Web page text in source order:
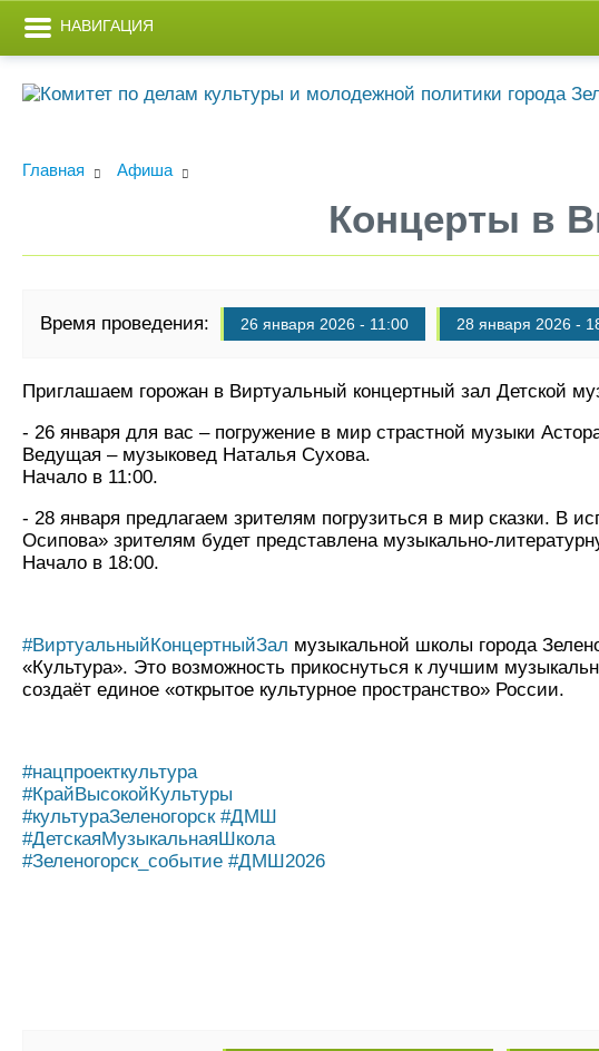
НАВИГАЦИЯ
Главная Афиша
Концерты в
Время проведения: 26 января 2026 - 11:00 28 января 2026 -
Приглашаем горожан в Виртуальный концертный зал Детской
- 26 января для вас – погружение в мир страстной музыки
Ведущая – музыковед Наталья Сухова.
Начало в 11:00.
- 28 января предлагаем зрителям погрузиться в мир сказки. В
Осипова» зрителям будет представлена музыкально-
Начало в 18:00.
#ВиртуальныйКонцертныйЗал музыкальной школы города
«Культура». Это возможность прикоснуться к лучшим
создаёт единое «открытое культурное пространство» России.
#нацпроекткультура
#КрайВысокойКультуры
#культураЗеленогорск #ДМШ
#ДетскаяМузыкальнаяШкола
#Зеленогорск_событие #ДМШ2026